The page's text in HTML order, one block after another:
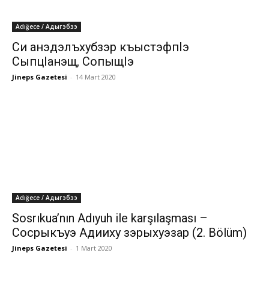
Adığece / Адыгэбзэ
Си анэдэлъхубзэр къыстэфпIэ
СыпцIанэщ, СопыщIэ
Jineps Gazetesi - 14 Mart 2020
Adığece / Адыгэбзэ
Sosrıkua’nın Adıyuh ile karşılaşması –
Сосрыкъуэ Адииху зэрыхуэзар (2. Bölüm)
Jineps Gazetesi - 1 Mart 2020